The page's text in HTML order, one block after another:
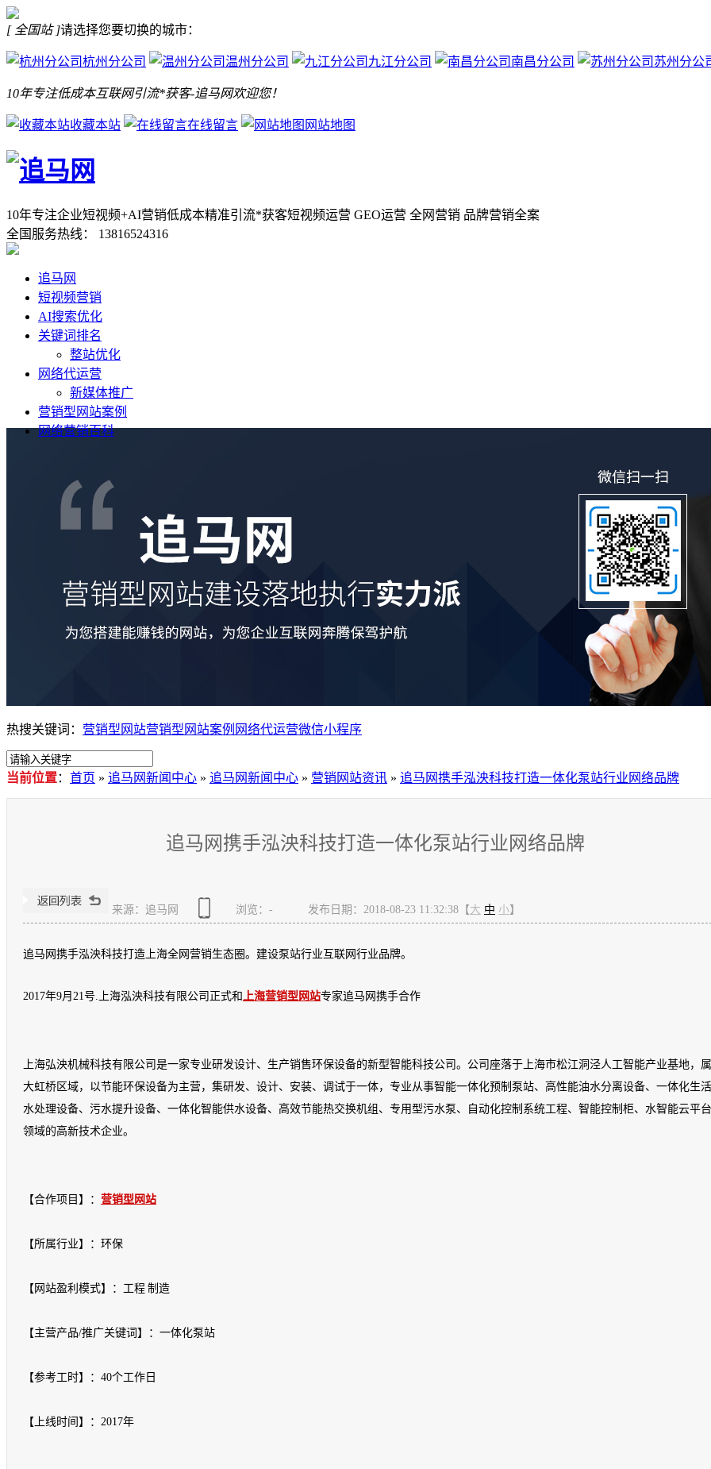
[ 全国站 ]请选择您要切换的城市：
杭州分公司 温州分公司 九江分公司 南昌分公司 苏州分公
10年专注低成本互联网引流*获客-追马网欢迎您！
收藏本站 在线留言 网站地图
10年专注企业短视频+AI营销低成本精准引流*获客短视频运营 GEO运营 全网营销 品牌营销全案
全国服务热线： 13816524316
追马网
短视频营销
AI搜索优化
关键词排名
整站优化
网络代运营
新媒体推广
营销型网站案例
网络营销百科
热搜关键词： 营销型网站营销型网站案例 网络代运营微信小程序
当前位置： 首页 » 追马网新闻中心 » 追马网新闻中心 » 营销网站资讯 » 追马网携手泓泱科技打造一体化泵站行业网络品牌
追马网携手泓泱科技打造一体化泵站行业网络品牌
来源：追马网 浏览： - 发布日期：2018-08-23 11:32:38【大 中 小】
追马网携手泓泱科技打造上海全网营销生态圈。建设泵站行业互联网行业品牌。
2017年9月21号.上海泓泱科技有限公司正式和上海营销型网站专家追马网携手合作
上海弘泱机械科技有限公司是一家专业研发设计、生产销售环保设备的新型智能科技公司。公司座落于上海市松江洞泾人工智能产业基地，
大虹桥区域，以节能环保设备为主营，集研发、设计、安装、调试于一体，专业从事智能一体化预制泵站、高性能油水分离设备、一体化生
水处理设备、污水提升设备、一体化智能供水设备、高效节能热交换机组、专用型污水泵、自动化控制系统工程、智能控制柜、水智能云平
领域的高新技术企业。
【合作项目】： 营销型网站
【所属行业】：环保
【网站盈利模式】：工程 制造
【主营产品/推广关键词】： 一体化泵站
【参考工时】：40个工作日
【上线时间】：2017年